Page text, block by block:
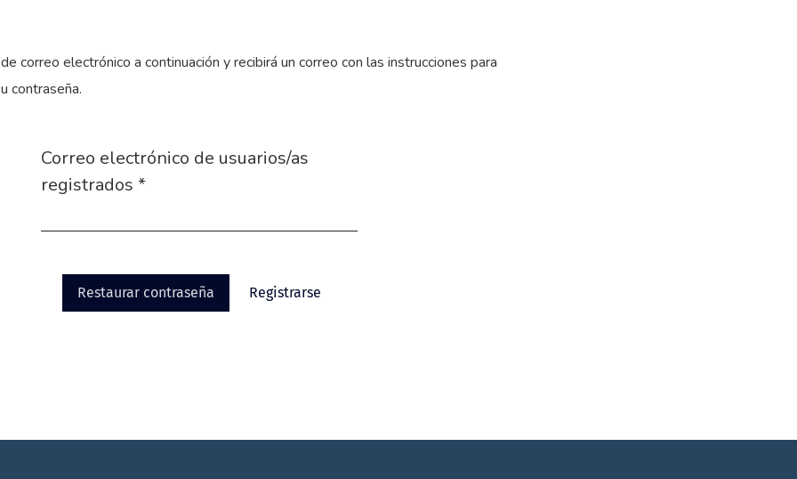
correo electrónico a continuación y recibirá un correo con las instrucciones para
contraseña.
Correo electrónico de usuarios/as
registrados *Obligatorio
Restaurar contraseña Registrarse